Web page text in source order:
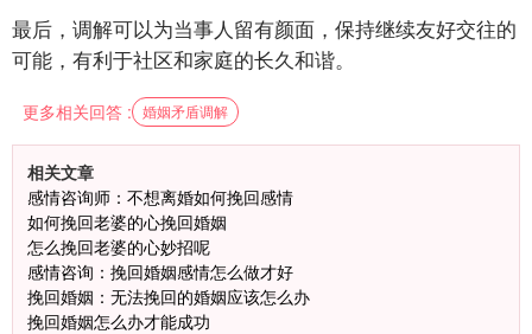
最后，调解可以为当事人留有颜面，保持继续友好交往的
可能，有利于社区和家庭的长久和谐。
更多相关回答 : 婚姻矛盾调解
相关文章
感情咨询师：不想离婚如何挽回感情
如何挽回老婆的心挽回婚姻
怎么挽回老婆的心妙招呢
感情咨询：挽回婚姻感情怎么做才好
挽回婚姻：无法挽回的婚姻应该怎么办
挽回婚姻怎么办才能成功